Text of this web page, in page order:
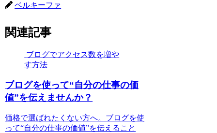
ベルキーファ
関連記事
ブログでアクセス数を増や
す方法
ブログを使って“自分の仕事の価
値”を伝えませんか？
価格で選ばれたくない方へ。ブログを使
って“自分の仕事の価値”を伝えること